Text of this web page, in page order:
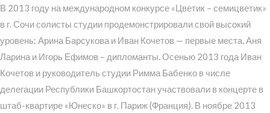
В 2013 году на международном конкурсе «Цветик – семицветик»
в г. Сочи солисты студии продемонстрировали свой высокий
уровень: Арина Барсукова и Иван Кочетов — первые места, Аня
Ларина и Игорь Ефимов – дипломанты. Осенью 2013 года Иван
Кочетов и руководитель студии Римма Бабенко в числе
делегации Республики Башкортостан участвовали в концерте в
штаб-квартире «Юнеско» в г. Париж (Франция). В ноябре 2013